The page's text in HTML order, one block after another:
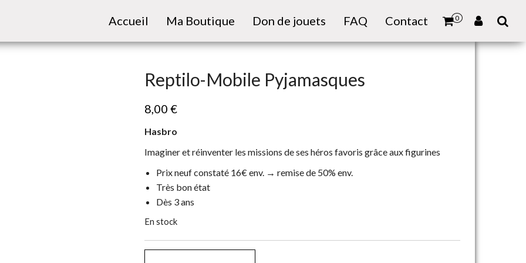
0
Accueil Ma Boutique Don de jouets FAQ Contact
Reptilo-Mobile Pyjamasques
8,00€
Hasbro
Imaginer et réinventer les missions de ses héros favoris grâce aux figurines
Prix neuf constaté 16€ env. → remise de 50% env.
Très bon état
Dès 3 ans
En stock